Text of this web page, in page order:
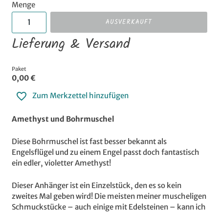
Menge
AUSVERKAUFT
Lieferung & Versand
Paket
0,00 €
Zum Merkzettel hinzufügen
Amethyst und Bohrmuschel
Diese Bohrmuschel ist fast besser bekannt als
Engelsflügel und zu einem Engel passt doch fantastisch
ein edler, violetter Amethyst!
Dieser Anhänger ist ein Einzelstück, den es so kein
zweites Mal geben wird! Die meisten meiner muscheligen
Schmuckstücke – auch einige mit Edelsteinen – kann ich